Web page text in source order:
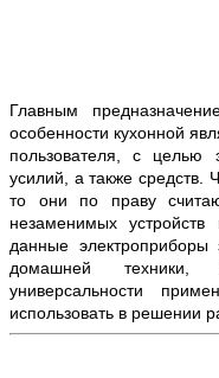
Главным
особенности кухонной
пользователя, с целью
усилий, а также средств.
то они по праву
незаменимых
данные
домашней техники,
универсальности
использовать в решении